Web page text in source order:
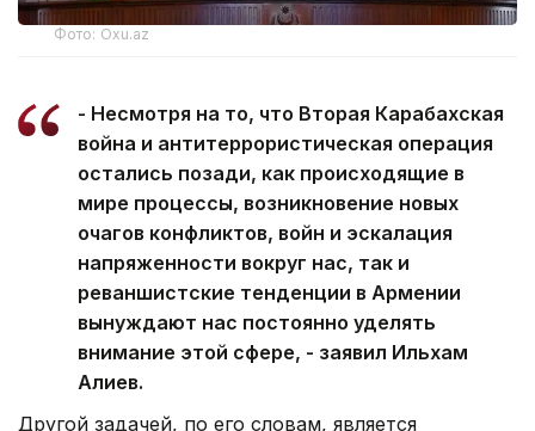
Фото: Oxu.az
- Несмотря на то, что Вторая Карабахская
война и антитеррористическая операция
остались позади, как происходящие в
мире процессы, возникновение новых
очагов конфликтов, войн и эскалация
напряженности вокруг нас, так и
реваншистские тенденции в Армении
вынуждают нас постоянно уделять
внимание этой сфере, - заявил Ильхам
Алиев.
Другой задачей, по его словам, является